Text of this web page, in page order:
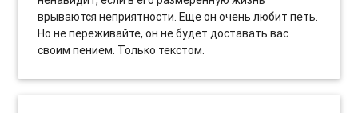
врываются неприятности. Еще он очень любит петь.
Но не переживайте, он не будет доставать вас
своим пением. Только текстом.